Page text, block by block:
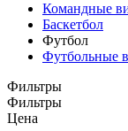
Командные
Баскетбол
Футбол
Футбольные
Фильтры
Фильтры
Цена